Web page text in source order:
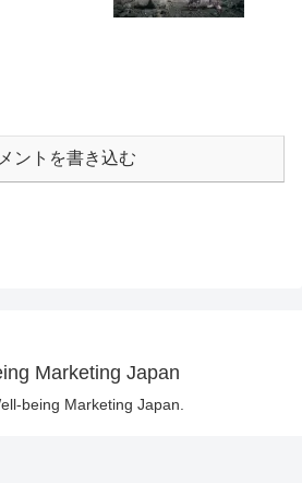
ントを書き込む
Marketing Japan
being Marketing Japan.